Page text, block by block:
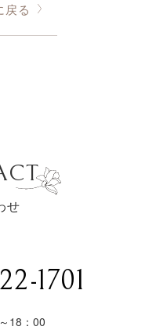
戻る
せ
1701
18：00